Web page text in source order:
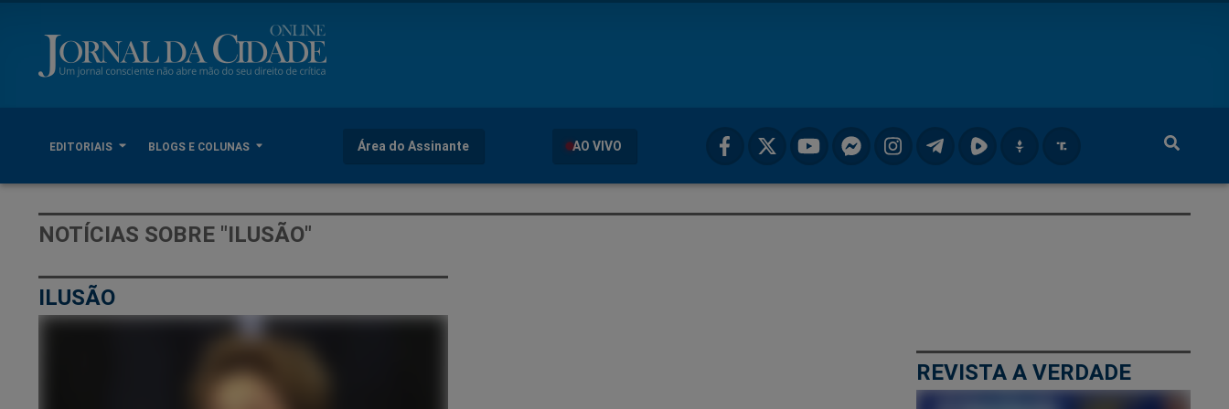
EDITORIAIS BLOGS E COLUNAS Área do Assinante AO VIVO
NOTÍCIAS SOBRE "ILUSÃO"
ILUSÃO
REVISTA A VERDADE